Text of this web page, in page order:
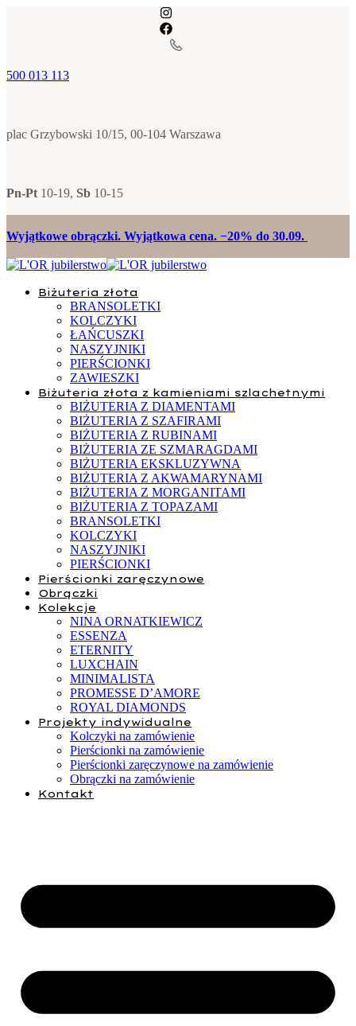
500 013 113
plac Grzybowski 10/15, 00-104 Warszawa
Pn-Pt 10-19, Sb 10-15
Wyjątkowe obrączki. Wyjątkowa cena. −20% do 30.09.
Biżuteria złota
BRANSOLETKI
KOLCZYKI
ŁAŃCUSZKI
NASZYJNIKI
PIERŚCIONKI
ZAWIESZKI
Biżuteria złota z kamieniami szlachetnymi
BIŻUTERIA Z DIAMENTAMI
BIŻUTERIA Z SZAFIRAMI
BIŻUTERIA Z RUBINAMI
BIŻUTERIA ZE SZMARAGDAMI
BIŻUTERIA EKSKLUZYWNA
BIŻUTERIA Z AKWAMARYNAMI
BIŻUTERIA Z MORGANITAMI
BIŻUTERIA Z TOPAZAMI
BRANSOLETKI
KOLCZYKI
NASZYJNIKI
PIERŚCIONKI
Pierścionki zaręczynowe
Obrączki
Kolekcje
NINA ORNATKIEWICZ
ESSENZA
ETERNITY
LUXCHAIN
MINIMALISTA
PROMESSE D’AMORE
ROYAL DIAMONDS
Projekty indywidualne
Kolczyki na zamówienie
Pierścionki na zamówienie
Pierścionki zaręczynowe na zamówienie
Obrączki na zamówienie
Kontakt